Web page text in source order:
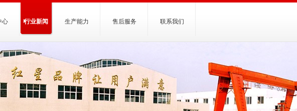
心 行业新闻 生产能力 售后服务 联系我们